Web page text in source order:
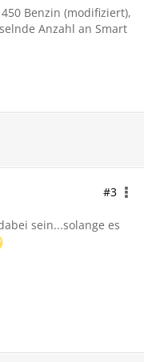
Benzin (modifiziert),
Anzahl an Smart
#3
sein...solange es